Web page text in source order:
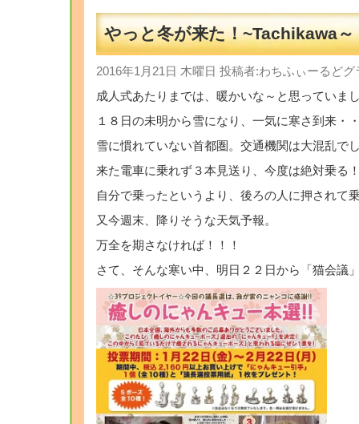
やっと冬が来た！~Tachikawa～
2016年1月21日 木曜日 投稿者:わちふぃーるど
成人式あたりまでは、暖かいな～と思っていま
１８日の未明から雪になり、一気に寒さ到来・
雪に慣れていない首都圏。交通機関は大混乱で
来た電車に乗れず３本見送り、今度は絶対乗る
自分で乗ったというより、後ろの人に押されて
又今週末、降りそうな天気予報。
万全を期さなければ！！！
さて、そんな寒い中、明日２２日から「猫会議